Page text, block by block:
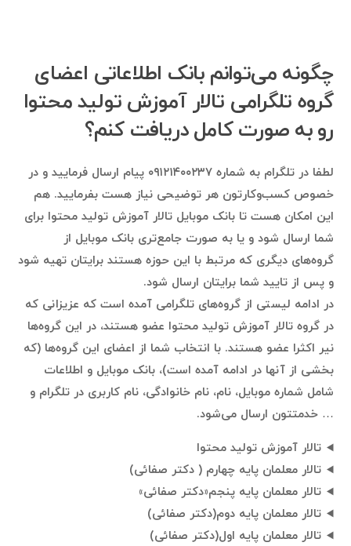
چگونه می‌توانم بانک اطلاعاتی اعضای
گروه تلگرامی تالار آموزش تولید محتوا
رو به صورت کامل دریافت کنم؟
لطفا در تلگرام به شماره ۰۹۱۲۱۴۰۰۲۳۷ پیام ارسال فرمایید و در
خصوص کسب‌وکارتون هر توضیحی نیاز هست بفرمایید. هم
این امکان هست تا بانک موبایل تالار آموزش تولید محتوا برای
شما ارسال شود و یا به صورت جامع‌تری بانک موبایل از
گروه‌های دیگری که مرتبط با این حوزه هستند برایتان تهیه شود
و پس از تایید شما برایتان ارسال شود.
در ادامه لیستی از گروه‌های تلگرامی آمده است که عزیزانی که
در گروه تالار آموزش تولید محتوا عضو هستند، در این گروه‌ها
نیر اکثرا عضو هستند. با انتخاب شما از اعضای این گروه‌ها (که
بخشی از آنها در ادامه آمده است)، بانک موبایل و اطلاعات
شامل شماره موبایل، نام، نام خانوادگی، نام کاربری در تلگرام و
… خدمتتون ارسال می‌شود.
تالار آموزش تولید محتوا
تالار معلمان پایه چهارم ( دکتر صفائی)
تالار معلمان پایه پنجم«دکتر صفائی»
تالار معلمان پایه دوم(دکتر صفائی)
تالار معلمان پایه اول(دکتر صفائی)